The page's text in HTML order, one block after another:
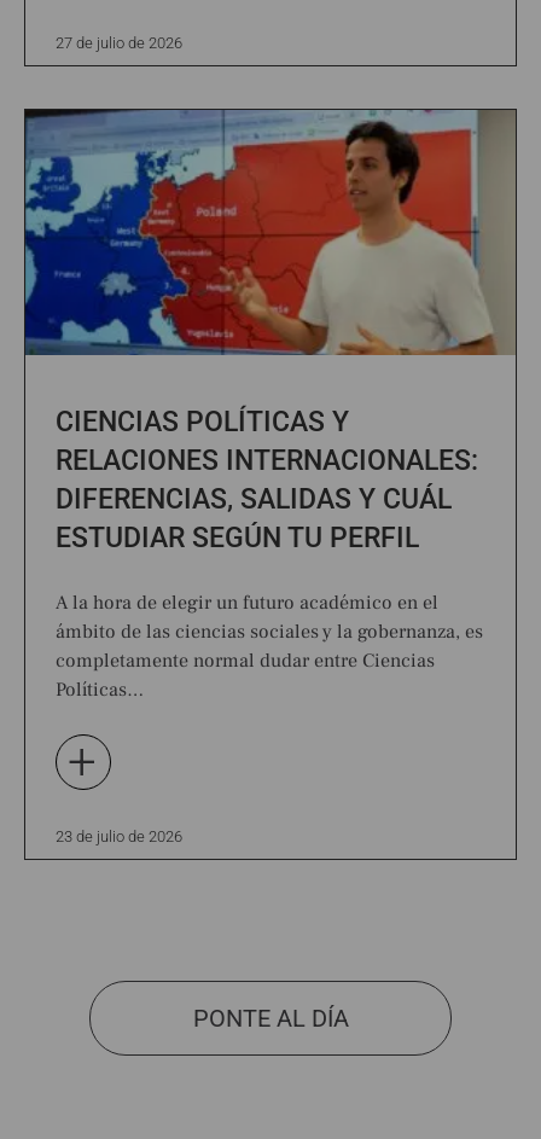
27 de julio de 2026
CIENCIAS POLÍTICAS Y
RELACIONES INTERNACIONALES:
DIFERENCIAS, SALIDAS Y CUÁL
ESTUDIAR SEGÚN TU PERFIL
A la hora de elegir un futuro académico en el
ámbito de las ciencias sociales y la gobernanza, es
completamente normal dudar entre Ciencias
Políticas…
+
23 de julio de 2026
PONTE AL DÍA